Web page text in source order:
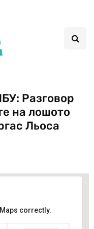
Разговор
на лошото
Льоса
correctly.